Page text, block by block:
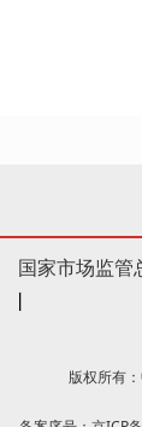
国家市场监管
丨
版权所有